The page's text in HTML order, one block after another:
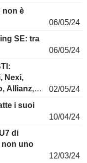
non è
06/05/24
SE: tra
06/05/24
Nexi,
Allianz,
02/05/24
i suoi
10/04/24
di
non uno
12/03/24